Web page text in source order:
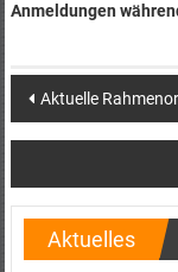
Anmeldungen
Post
navigation
Aktuelle
Aktuelles